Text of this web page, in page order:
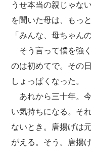
うせ本当の親じゃな
を聞いた母は、もっ
「みんな、母ちゃん
そう言って僕を強
のは初めてで。その
しょっぱくなった。
あれから三十年。
い気持ちになる。そ
ないとき。唐揚げは
がえる。そう。唐揚